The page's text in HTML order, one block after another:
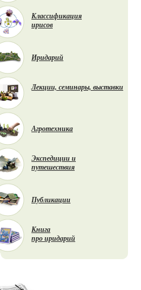
Классификация
ирисов
Иридарий
Лекции, семинары, выставки
Агротехника
Экспедиции и
путешествия
Публикации
Книга
про иридарий